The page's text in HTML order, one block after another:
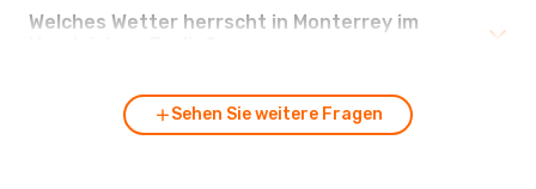
Welches Wetter herrscht in Monterrey im
Sehen Sie weitere Fragen